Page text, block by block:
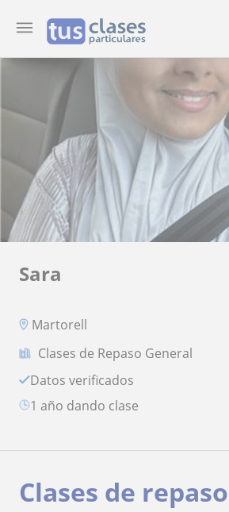
Sara
Martorell
Clases de Repaso General
Datos verificados
1 año dando clase
Clases de